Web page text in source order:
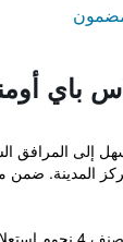
باي
إلى المرافق
المدينة.
يقدم هذا الفندق